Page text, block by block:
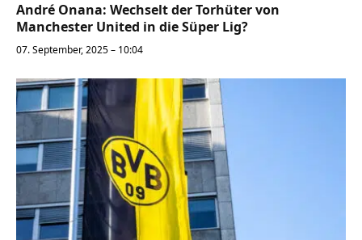
André Onana: Wechselt der Torhüter von
Manchester United in die Süper Lig?
07. September, 2025 – 10:04